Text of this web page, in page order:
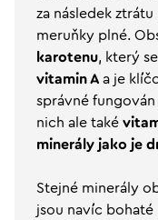
za následek
meruňky plné.
karotenu, který
vitamin A a je
správné
nich ale také
minerály jako je
Stejné minerály
jsou navíc bohaté